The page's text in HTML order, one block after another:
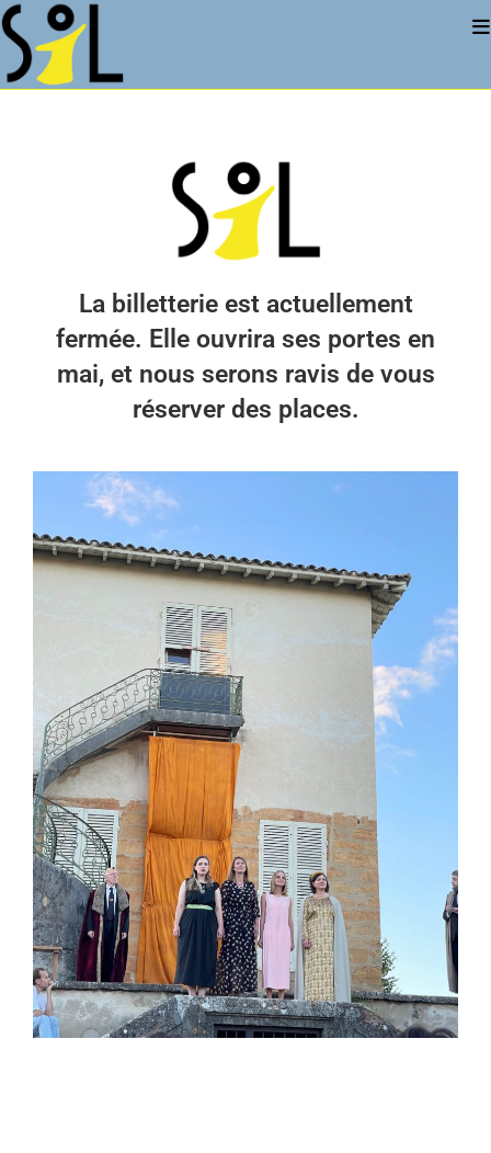
La billetterie est actuellement
fermée. Elle ouvrira ses portes en
mai, et nous serons ravis de vous
réserver des places.